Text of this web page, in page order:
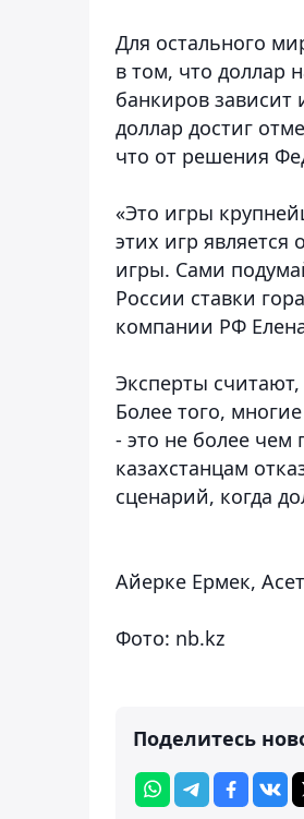
Для остального
в том, что доллар
банкиров зависит
доллар достиг
что от решения
«Это игры
этих игр
игры. Сами
России ставки
компании РФ
Эксперты
Более того,
- это не более чем
казахстанцам
сценарий, когда
Айерке Ермек,
Фото: nb.kz
Поделитесь